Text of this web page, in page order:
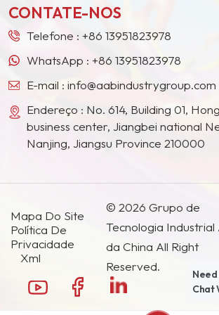
apenas desempenhar o
papel de enchimento,
dureza da película de
tinta, aumentar a
resistência à abrasão, a
resistência à corrosão e,
ao mesmo tempo,
países e regiões.
CONTATE-NOS
Telefone : +86 13951823978
WhatsApp : +86 13951823978
E-mail : info@aabindustrygroup.com
Endereço : No. 614, Building 01,
business center, Jiangbei national
Nanjing, Jiangsu Province 210000
Mapa Do Site
Política De
Privacidade
Xml
© 2026 Grupo de
Tecnologia Industrial
da China All Right
Reserved.
Need
Chat